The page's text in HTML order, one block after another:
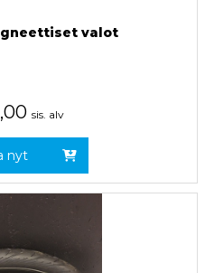
valot
sis. alv
nyt